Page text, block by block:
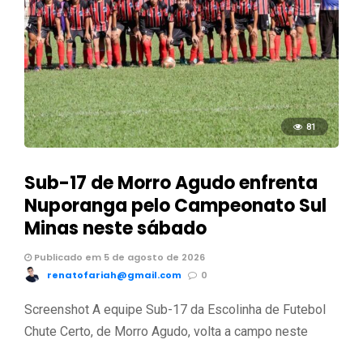
81
Sub-17 de Morro Agudo enfrenta
Nuporanga pelo Campeonato Sul
Minas neste sábado
Publicado em 5 de agosto de 2026
renatofariah@gmail.com
0
Screenshot A equipe Sub-17 da Escolinha de Futebol
Chute Certo, de Morro Agudo, volta a campo neste